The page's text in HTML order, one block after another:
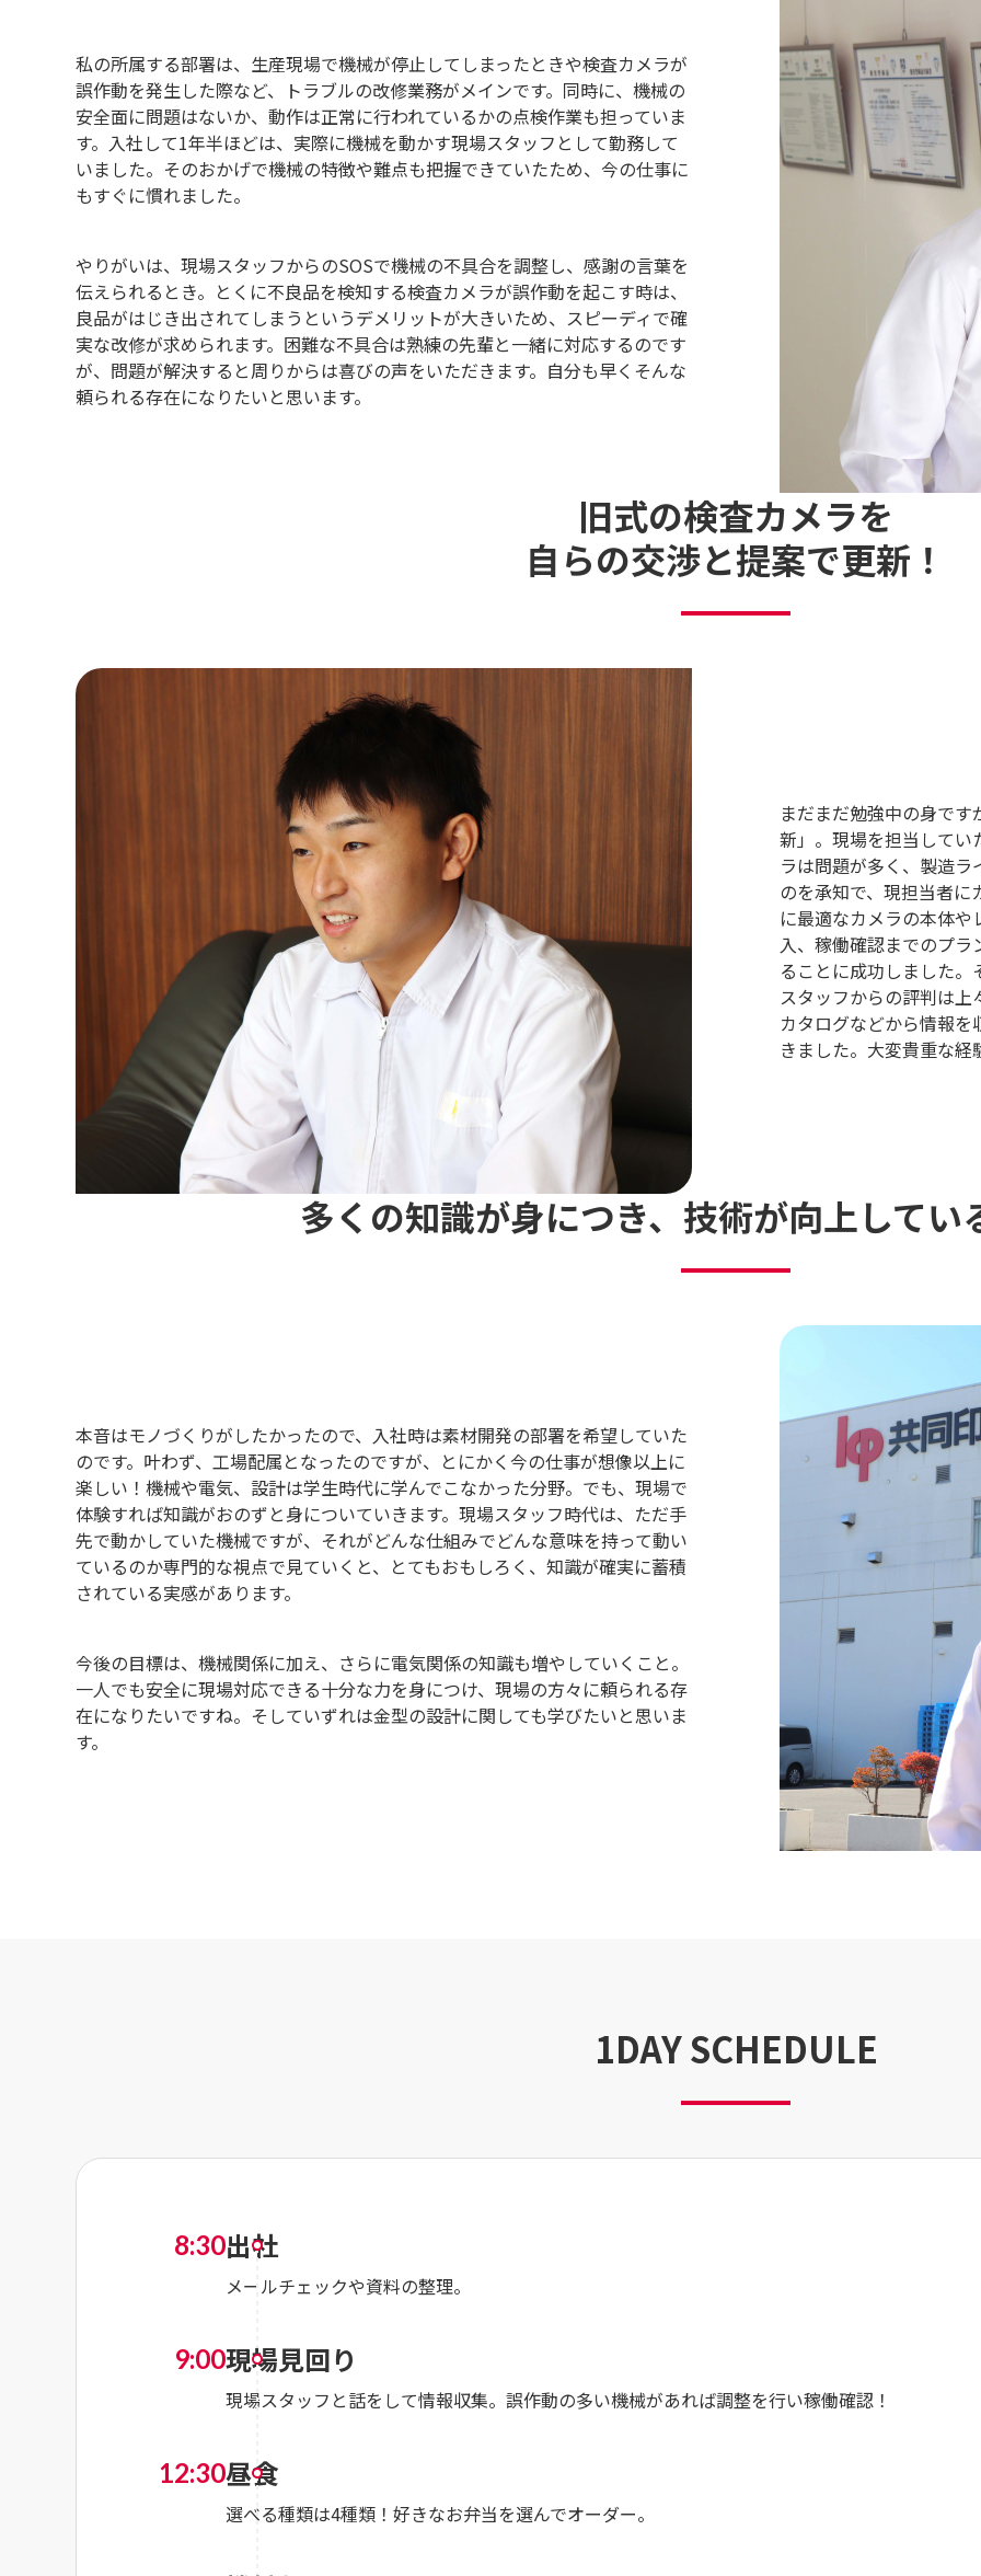
私の所属する部署は、生産現場で機械が停止してしまったときや検査カメラが
誤作動を発生した際など、トラブルの改修業務がメインです。同時に、機械の
安全面に問題はないか、動作は正常に行われているかの点検作業も担っていま
す。入社して1年半ほどは、実際に機械を動かす現場スタッフとして勤務して
いました。そのおかげで機械の特徴や難点も把握できていたため、今の仕事に
もすぐに慣れました。
やりがいは、現場スタッフからのSOSで機械の不具合を調整し、感謝の言葉を
伝えられるとき。とくに不良品を検知する検査カメラが誤作動を起こす時は、
良品がはじき出されてしまうというデメリットが大きいため、スピーディで確
実な改修が求められます。困難な不具合は熟練の先輩と一緒に対応するのです
が、問題が解決すると周りからは喜びの声をいただきます。自分も早くそんな
頼られる存在になりたいと思います。
旧式の検査カメラを
自らの交渉と提案で更新！
まだまだ勉強中の身で
新」。現場を担当して
ラは問題が多く、製造
のを承知で、現担当者
に最適なカメラの本体
入、稼働確認までのプ
ることに成功しました
スタッフからの評判は
カタログなどから情報
きました。大変貴重な経
多くの知識が身につき、 技術が向上してい
本音はモノづくりがしたかったので、入社時は素材開発の部署を希望していた
のです。叶わず、工場配属となったのですが、とにかく今の仕事が想像以上に
楽しい！機械や電気、設計は学生時代に学んでこなかった分野。でも、現場で
体験すれば知識がおのずと身についていきます。現場スタッフ時代は、ただ手
先で動かしていた機械ですが、それがどんな仕組みでどんな意味を持って動い
ているのか専門的な視点で見ていくと、とてもおもしろく、知識が確実に蓄積
されている実感があります。
今後の目標は、機械関係に加え、さらに電気関係の知識も増やしていくこと。
一人でも安全に現場対応できる十分な力を身につけ、現場の方々に頼られる存
在になりたいですね。そしていずれは金型の設計に関しても学びたいと思いま
す。
1DAY SCHEDULE
8:30出社
メールチェックや資料の整理。
9:00現場見回り
現場スタッフと話をして情報収集。誤作動の多い機械があれば調整を行い稼働確認！
12:30昼食
選べる種類は4種類！好きなお弁当を選んでオーダー。